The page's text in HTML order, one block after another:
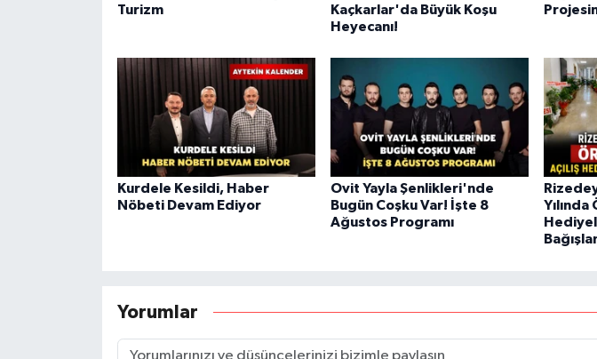
Turizm
Kaçkarlar'da Büyük Koşu
Heyecanı!
Kurdele Kesildi, Haber
Nöbeti Devam Ediyor
Ovit Yayla Şenlikleri'nde
Bugün Coşku Var! İşte 8
Ağustos Programı
Yılında
Yorumlar